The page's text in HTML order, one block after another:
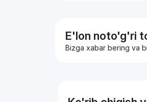
E'lon noto'g'ri
Bizga xabar bering va